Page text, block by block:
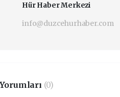
Hür Haber Merkezi
info@duzcehurhaber.com
(0)